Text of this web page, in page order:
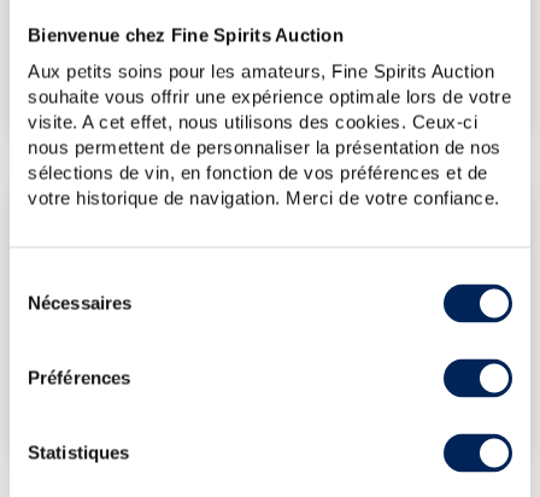
Bienvenue chez Fine Spirits Auction
Aux petits soins pour les amateurs, Fine Spirits Auction
souhaite vous offrir une expérience optimale lors de votre
visite. A cet effet, nous utilisons des cookies. Ceux-ci
nous permettent de personnaliser la présentation de nos
sélections de vin, en fonction de vos préférences et de
votre historique de navigation. Merci de votre confiance.
Nécessaires
Préférences
Statistiques
113€ (plus haut annuel)
€ (plus bas annuel)
LES DERNIÈRES ADJUDICATIONS
08/04/2022
165€